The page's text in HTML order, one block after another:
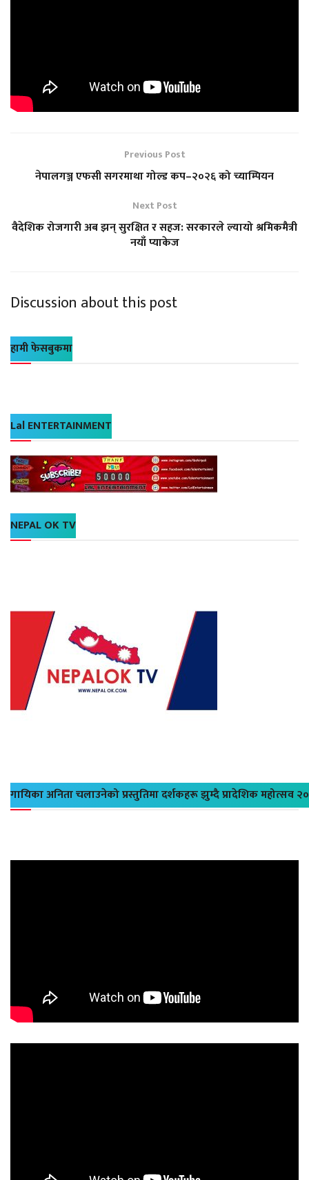
Previous Post
नेपालगञ्ज एफसी सगरमाथा गोल्ड कप–२०२६ को च्याम्पियन
Next Post
वैदेशिक रोजगारी अब झन् सुरक्षित र सहज: सरकारले ल्यायो श्रमिकमैत्री
नयाँ प्याकेज
Discussion about this post
हामी फेसबुकमा
Lal ENTERTAINMENT
NEPAL OK TV
गायिका अनिता चलाउनेको प्रस्तुतिमा दर्शकहरू झुम्दै प्रादेशिक महोत्सव